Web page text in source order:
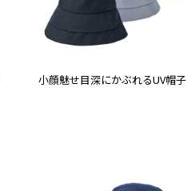
小顔魅せ目深にかぶれるUV帽子